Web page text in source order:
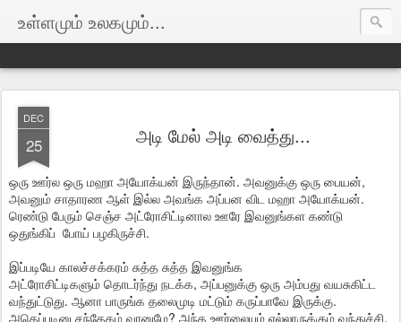
உள்ளமும் உலகமும்...
DEC
25 அடி மேல் அடி வைத்து...
ஒரு ஊர்ல ஒரு மஹா அயோக்யன் இருந்தான். அவனுக்கு ஒரு பையன்,‌‌
‌‌‍அவனும் சாதாரண ஆள் இல்ல அவங்க அப்பன விட மஹா அயோக்யன்.
ரெண்டு பேரும் செஞ்ச அட்ரோசிட்டினால ஊரே இவனுங்கள கண்டு
ஒதுங்கிப் போய் பழகிருச்சி.
இப்படியே காலச்சக்கரம் சுத்த சுத்த இவனுங்க
அட்ரோசிட்டிகளும் தொடர்ந்து நடக்க, அப்பனுக்கு ஒரு அம்பது வயசுகிட்ட
வந்துட்டுது. ஆனா பாருங்க தலைமுடி மட்டும் கருப்பாவே இருக்கு.
அதெப்படினு சந்தேகம் வரனுமே? அந்த ஊர்லையும் எல்லாருக்கும் வந்துச்சி,